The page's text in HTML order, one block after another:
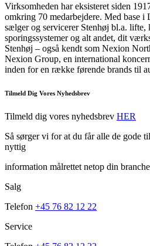
Virksomheden har eksisteret siden
omkring 70 medarbejdere. Med base
sælger og servicerer Stenhøj bl.a. lifte,
sporingssystemer og alt andet, dit
Stenhøj – også kendt som Nexion
Nexion Group, en international
inden for en række førende brands til
Tilmeld Dig Vores Nyhedsbrev
Tilmeld dig vores nyhedsbrev HER
Så sørger vi for at du får alle de gode
nyttig
information målrettet netop din
Salg
Telefon +45 76 82 12 22
Service